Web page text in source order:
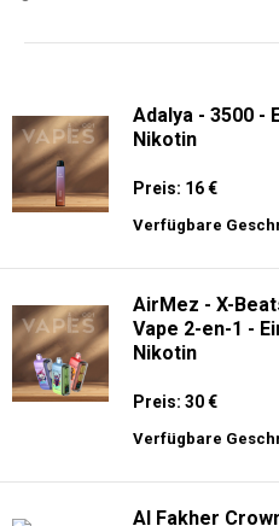
Adalya - 3500 -
Nikotin
Preis: 16 €
Verfügbare
AirMez - X-
Vape 2-en-1 -
Nikotin
Preis: 30 €
Verfügbare
Al Fakher